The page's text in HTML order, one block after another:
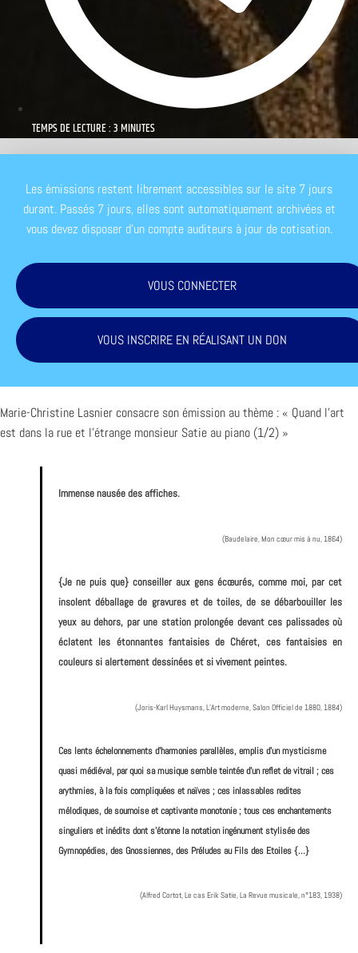
TEMPS DE LECTURE : 3 MINUTES
Les émissions restent librement accessibles sur le site 7 jours
durant. Passés 7 jours, elles sont automatiquement archivées et
vous devez disposer d'un compte auditeurs à jour de cotisation.
VOUS CONNECTER
VOUS INSCRIRE EN RÉALISANT UN DON
Marie-Christine Lasnier consacre son émission au thème : « Quand l’art
est dans la rue et l’étrange monsieur Satie au piano (1/2) »
Immense nausée des affiches.
(Baudelaire, Mon cœur mis à nu, 1864)
{Je ne puis que} conseiller aux gens écœurés, comme moi, par cet
insolent déballage de gravures et de toiles, de se débarbouiller les
yeux au dehors, par une station prolongée devant ces palissades où
éclatent les étonnantes fantaisies de Chéret, ces fantaisies en
couleurs si alertement dessinées et si vivement peintes.
(Joris-Karl Huysmans, L’Art moderne, Salon Officiel de 1880, 1884)
Ces lents échelonnements d’harmonies parallèles, emplis d’un mysticisme
quasimédiéval, par quoi sa musique semble teintée d’un reflet de vitrail ; ces
arythmies, àla fois compliquées et naïves ; ces inlassables redites
mélodiques, de sournoise etcaptivante monotonie ; tous ces enchantements
singuliers et inédits dont s’étonne lanotation ingénument stylisée des
Gymnopédies, des Gnossiennes, des Préludes auFils des Etoiles {…}
(Alfred Cortot, Le cas Erik Satie, La Revue musicale, n°183, 1938)